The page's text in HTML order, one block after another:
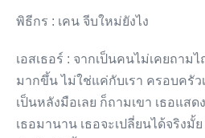
พิธีกร : เคน จีบใหม่ยังไง
เอสเธอร์ : จากเป็นคนไม่เคยถาม
มากขึ้น ไม่ใช่แค่กับเรา ครอบครั
เป็นหลังมือเลย ก็ถามเขา เธอแสด
เธอมานาน เธอจะเปลี่ยนได้จริงมั้